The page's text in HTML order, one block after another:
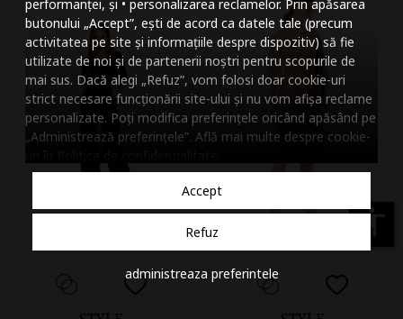
performanței, și • personalizarea reclamelor. Prin apăsarea
butonului „Accept”, ești de acord ca datele tale (precum
activitatea pe site și informațiile despre dispozitiv) să fie
utilizate de noi și de partenerii noștri pentru scopurile de
mai sus. Dacă alegi „Refuz”, vom folosi doar cookie-uri
strict necesare funcționării site-ului și nu vom afișa reclame
personalizate. Poți modifica preferințele oricând apăsând pe
„Administrează preferințele”. Află mai multe despre cookie-
Accept
Refuz
administreaza preferintele
accessibility
Micsoreaza
Mareste inaltimea
Micsoreaza
Inverseaza culorile
Nuante de gri
Cursor mare
Subliniaza link-urile
Dezactiveaza